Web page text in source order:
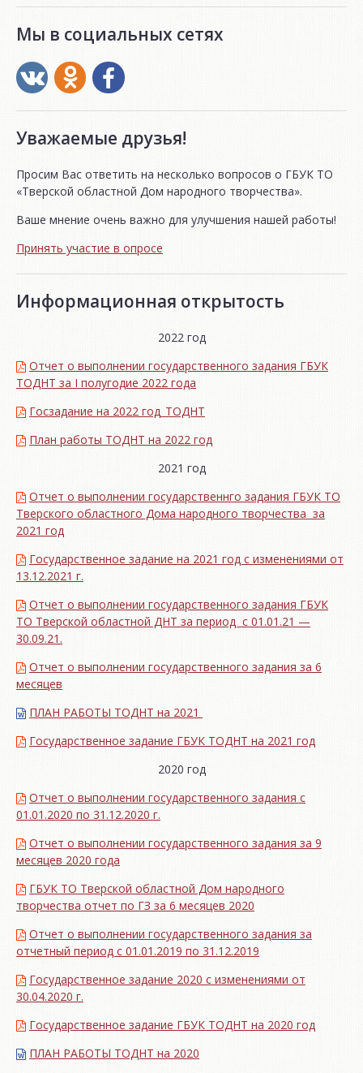
Мы в социальных сетях
Уважаемые друзья!
Просим Вас ответить на несколько вопросов о ГБУК ТО
«Тверской областной Дом народного творчества».
Ваше мнение очень важно для улучшения нашей работы!
Принять участие в опросе
Информационная открытость
2022 год
Отчет о выполнении государственного задания ГБУК
ТОДНТ за I полугодие 2022 года
Госзадание на 2022 год_ТОДНТ
План работы ТОДНТ на 2022 год
2021 год
Отчет о выполнении государственнго задания ГБУК ТО
Тверского областного Дома народного творчества за
2021 год
Государственное задание на 2021 год с изменениями от
13.12.2021 г.
Отчет о выполнении государственного задания ГБУК
ТО Тверской областной ДНТ за период с 01.01.21 —
30.09.21.
Отчет о выполнении государственного задания за 6
месяцев
ПЛАН РАБОТЫ ТОДНТ на 2021
Государственное задание ГБУК ТОДНТ на 2021 год
2020 год
Отчет о выполнении государственного задания с
01.01.2020 по 31.12.2020 г.
Отчет о выполнении государственного задания за 9
месяцев 2020 года
ГБУК ТО Тверской областной Дом народного
творчества отчет по ГЗ за 6 месяцев 2020
Отчет о выполнении государственного задания за
отчетный период с 01.01.2019 по 31.12.2019
Государственное задание 2020 с изменениями от
30.04.2020 г.
Государственное задание ГБУК ТОДНТ на 2020 год
ПЛАН РАБОТЫ ТОДНТ на 2020